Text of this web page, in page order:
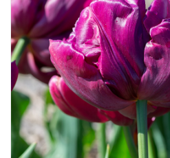
Aanbiedingen
Bodemverbetering
Overige producten
Advies